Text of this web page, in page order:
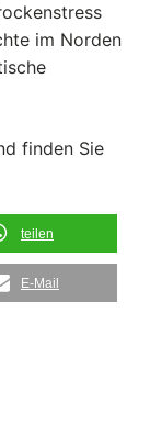
im Norden
finden Sie
teilen
E-Mail